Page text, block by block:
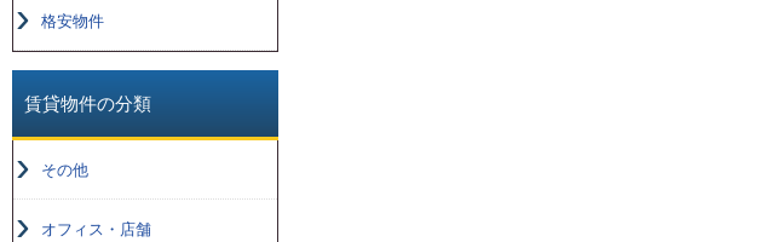
格安物件
賃貸物件の分類
その他
オフィス・店舗